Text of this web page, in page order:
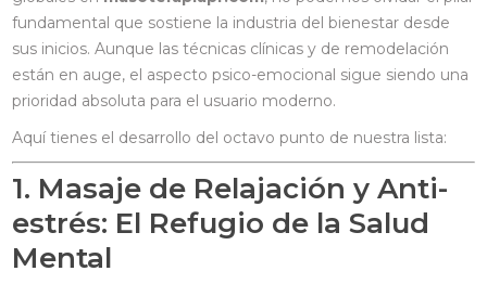
fundamental que sostiene la industria del bienestar desde
sus inicios. Aunque las técnicas clínicas y de remodelación
están en auge, el aspecto psico-emocional sigue siendo una
prioridad absoluta para el usuario moderno.
Aquí tienes el desarrollo del octavo punto de nuestra lista:
1. Masaje de Relajación y Anti-
estrés: El Refugio de la Salud
Mental